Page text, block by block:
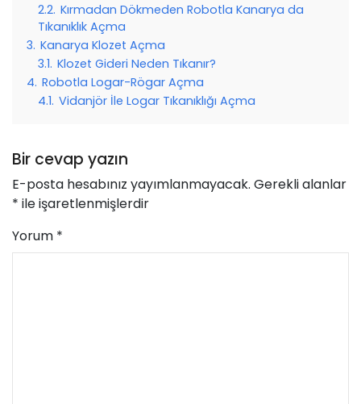
2.2. Kırmadan Dökmeden Robotla Kanarya da
Tıkanıklık Açma
3. Kanarya Klozet Açma
3.1. Klozet Gideri Neden Tıkanır?
4. Robotla Logar-Rögar Açma
4.1. Vidanjör İle Logar Tıkanıklığı Açma
Bir cevap yazın
E-posta hesabınız yayımlanmayacak. Gerekli alanlar
* ile işaretlenmişlerdir
Yorum *